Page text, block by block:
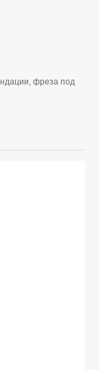
фреза под